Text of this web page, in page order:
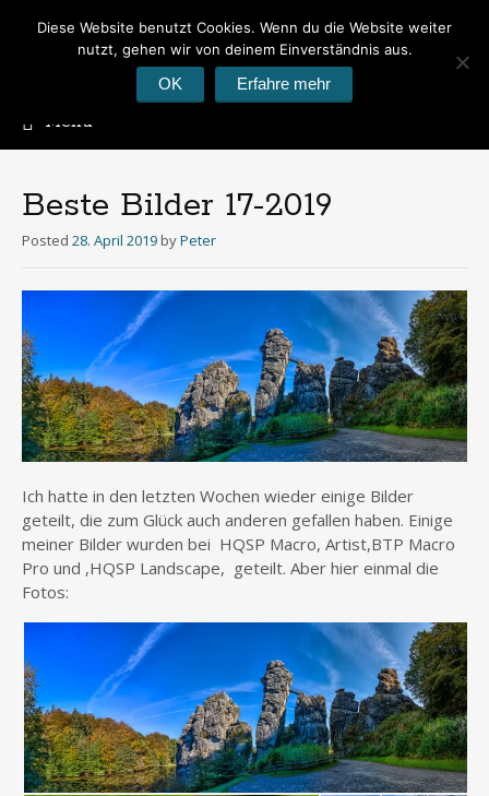
Peter's Photoblog
Hier geht es um Fotos
Menu
Beste Bilder 17-2019
Posted 28. April 2019 byPeter
Ich hatte in den letzten Wochen wieder einige Bilder
geteilt, die zum Glück auch anderen gefallen haben. Einige
meiner Bilder wurden bei HQSP Macro, Artist,BTP Macro
Pro und ,HQSP Landscape, geteilt. Aber hier einmal die
Fotos:
Diese Website benutzt Cookies. Wenn du die Website weiter
nutzt, gehen wir von deinem Einverständnis aus.
OK Erfahre mehr